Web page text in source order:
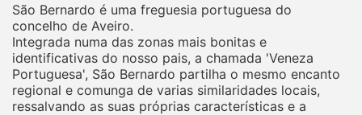
São Bernardo é uma freguesia portuguesa do
concelho de Aveiro.
Integrada numa das zonas mais bonitas e
identificativas do nosso pais, a chamada 'Veneza
Portuguesa', São Bernardo partilha o mesmo encanto
regional e comunga de varias similaridades locais,
ressalvando as suas próprias características e a